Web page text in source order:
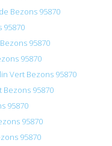
Bezons 95870
95870
95870
95870
Vert Bezons 95870
95870
95870
95870
95870